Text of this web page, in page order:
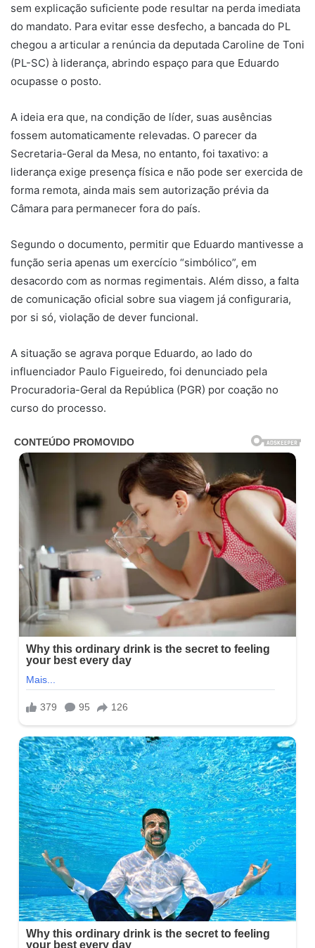
sem explicação suficiente pode resultar na perda imediata
do mandato. Para evitar esse desfecho, a bancada do PL
chegou a articular a renúncia da deputada Caroline de Toni
(PL-SC) à liderança, abrindo espaço para que Eduardo
ocupasse o posto.
A ideia era que, na condição de líder, suas ausências
fossem automaticamente relevadas. O parecer da
Secretaria-Geral da Mesa, no entanto, foi taxativo: a
liderança exige presença física e não pode ser exercida de
forma remota, ainda mais sem autorização prévia da
Câmara para permanecer fora do país.
Segundo o documento, permitir que Eduardo mantivesse a
função seria apenas um exercício “simbólico”, em
desacordo com as normas regimentais. Além disso, a falta
de comunicação oficial sobre sua viagem já configuraria,
por si só, violação de dever funcional.
A situação se agrava porque Eduardo, ao lado do
influenciador Paulo Figueiredo, foi denunciado pela
Procuradoria-Geral da República (PGR) por coação no
curso do processo.